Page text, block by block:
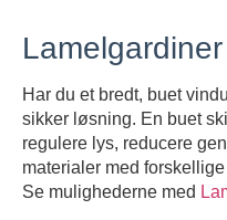
Har du et bredt, buet
sikker løsning. En buet
regulere lys, reducere
materialer med
Se mulighederne med